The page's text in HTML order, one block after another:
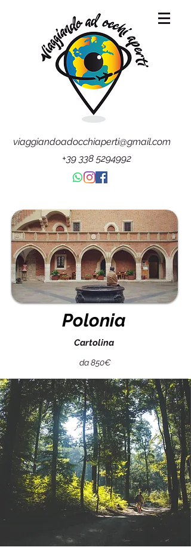
viaggiandoadocchiaperti@gmail.com
+39 338 5294992
Polonia
Cartolina
da 850€